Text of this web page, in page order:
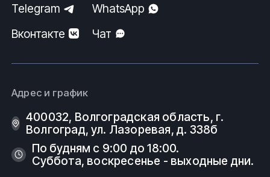
Telegram
WhatsApp
Вконтакте
Чат
Адрес и график
400032, Волгоградская область, г.
Волгоград, ул. Лазоревая, д. 338б
По будням с 9:00 до 18:00.
Суббота, воскресенье - выходные дни.